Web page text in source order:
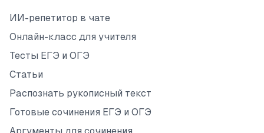
ИИ-репетитор в чате
Онлайн-класс для учителя
Тесты ЕГЭ и ОГЭ
Статьи
Распознать рукописный текст
Готовые сочинения ЕГЭ и ОГЭ